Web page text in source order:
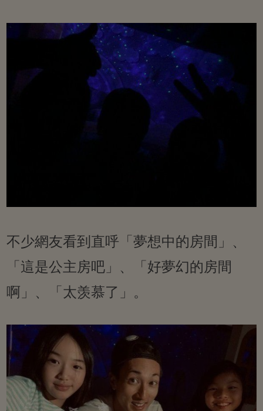
不少網友看到直呼「夢想中的房間」、
「這是公主房吧」、「好夢幻的房間
啊」、「太羡慕了」。